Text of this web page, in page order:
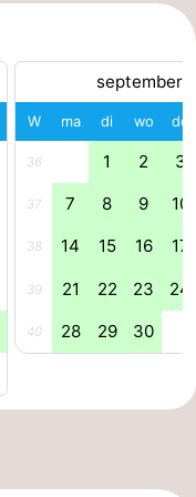
september
W ma di wo do
36 1 2 3
37 7 8 9 10
38 14 15 16 17
39 21 22 23 24
40 28 29 30